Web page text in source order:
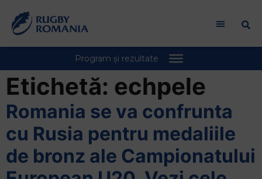
in
Accessibility
screen
reader.
To
start
All
Etichetă: echpele
Romania se va confrunta
cu Rusia pentru medaliile
de bronz ale Campionatului